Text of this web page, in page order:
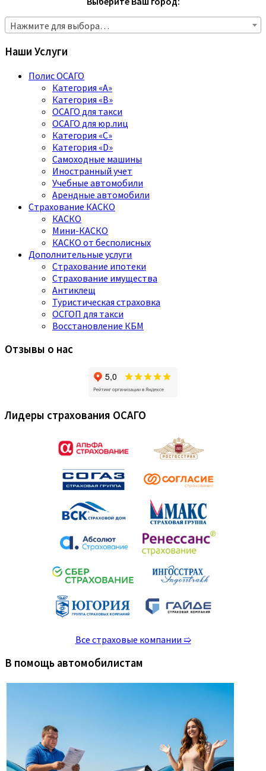
Нажмите для выбора…
Наши Услуги
Полис ОСАГО
Категория «A»
Категория «B»
ОСАГО для такси
ОСАГО для юр.лиц
Категория «C»
Категория «D»
Самоходные машины
Иностранный учет
Учебные автомобили
Арендные автомобили
Страхование КАСКО
КАСКО
Мини-КАСКО
КАСКО от бесполисных
Дополнительные услуги
Страхование ипотеки
Страхование имущества
Антиклещ
Туристическая страховка
ОСГОП для такси
Восстановление КБМ
Отзывы о нас
Лидеры страхования ОСАГО
Все страховые компании ➯
В помощь автомобилистам